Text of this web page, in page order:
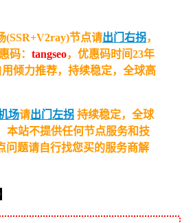
(SSR+V2ray)节点请出门右拐，
码： tangseo，优惠码时间23年
用倾力推荐，持续稳定，全球高
场请出门左拐 持续稳定，全球
本站不提供任何节点服务和技
问题请自行找您买的服务商解